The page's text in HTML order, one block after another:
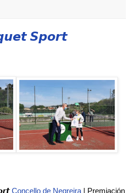
𝙎𝙥𝙤𝙧𝙩
Concello de Negreira | Premiación